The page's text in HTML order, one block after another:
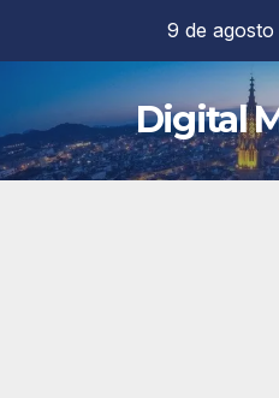
contenido
9 de agosto
Digital